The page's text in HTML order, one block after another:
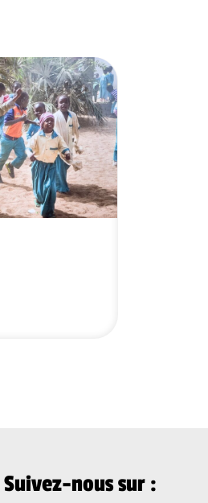
Suivez-nous sur :